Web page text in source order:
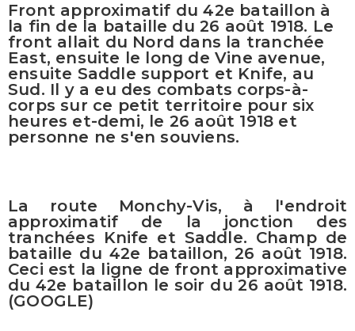
Front approximatif du 42e bataillon à
la fin de la bataille du 26 août 1918. Le
front allait du Nord dans la tranchée
East, ensuite le long de Vine avenue,
ensuite Saddle support et Knife, au
Sud. Il y a eu des combats corps-à-
corps sur ce petit territoire pour six
heures et-demi, le 26 août 1918 et
personne ne s'en souviens.
La route Monchy-Vis, à l'endroit
approximatif de la jonction des
tranchées Knife et Saddle. Champ de
bataille du 42e bataillon, 26 août 1918.
Ceci est la ligne de front approximative
du 42e bataillon le soir du 26 août 1918.
(GOOGLE)